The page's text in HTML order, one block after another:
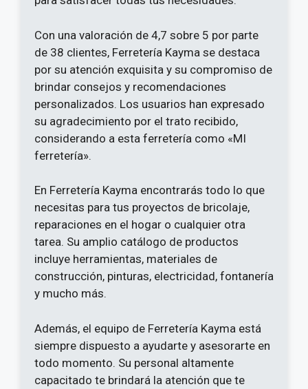
Con una valoración de 4,7 sobre 5 por parte
de 38 clientes, Ferretería Kayma se destaca
por su atención exquisita y su compromiso de
brindar consejos y recomendaciones
personalizados. Los usuarios han expresado
su agradecimiento por el trato recibido,
considerando a esta ferretería como «MI
ferretería».
En Ferretería Kayma encontrarás todo lo que
necesitas para tus proyectos de bricolaje,
reparaciones en el hogar o cualquier otra
tarea. Su amplio catálogo de productos
incluye herramientas, materiales de
construcción, pinturas, electricidad, fontanería
y mucho más.
Además, el equipo de Ferretería Kayma está
siempre dispuesto a ayudarte y asesorarte en
todo momento. Su personal altamente
capacitado te brindará la atención que te